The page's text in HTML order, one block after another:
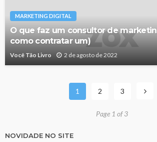
MARKETING DIGITAL
O que faz um consultor de
como contratar um)
Você Tão Livro 2 de agosto de 2022
1 2 3
Page 1 of 3
NOVIDADE NO SITE